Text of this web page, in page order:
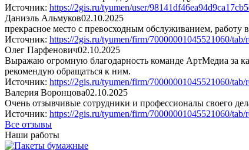
Источник: https://2gis.ru/tyumen/user/
Даниэль Альмуков02.10.2025
прекрасное место с превосходным обслуживанием,
Источник: https://2gis.ru/tyumen/firm/70000001045521060/
Олег Парфенович02.10.2025
Выражаю огромную благодарность команде АртМедиа за
рекомендую обращаться к ним.
Источник: https://2gis.ru/tyumen/firm/70000001045521060/
Валерия Воронцова02.10.2025
Очень отзывчивые сотрудники и профессионалы своего
Источник: https://2gis.ru/tyumen/firm/70000001045521060/
Все отзывы
Наши работы